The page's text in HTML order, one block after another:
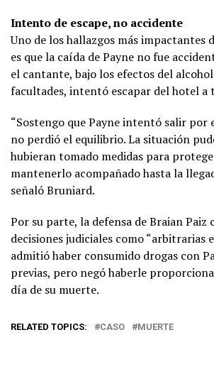
Intento de escape, no accidente
Uno de los hallazgos más impactantes
es que la caída de Payne no fue
el cantante, bajo los efectos del
facultades, intentó escapar del hotel a
“Sostengo que Payne intentó salir por
no perdió el equilibrio. La situación
hubieran tomado medidas para
mantenerlo acompañado hasta la
señaló Bruniard.
Por su parte, la defensa de Braian Paiz
decisiones judiciales como “arbitrarias
admitió haber consumido drogas con
previas, pero negó haberle
día de su muerte.
RELATED TOPICS: CASO MUERTE